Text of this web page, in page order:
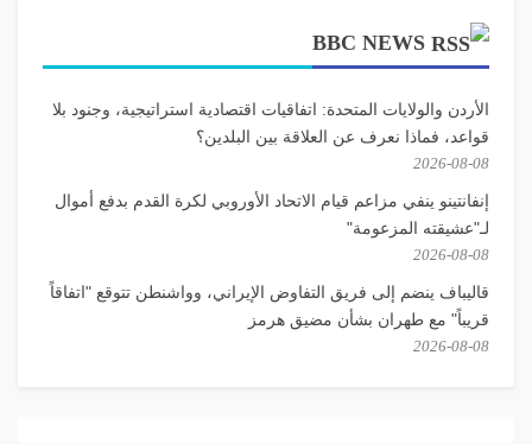
BBC NEWS
الأردن والولايات المتحدة: اتفاقيات اقتصادية استراتيجية، وجنود بلا
قواعد، فماذا نعرف عن العلاقة بين البلدين؟
2026-08-08
إنفانتينو ينفي مزاعم قيام الاتحاد الأوروبي لكرة القدم بدفع أموال
لـ"عشيقته المزعومة"
2026-08-08
قاليباف ينضم إلى فريق التفاوض الإيراني، وواشنطن تتوقع "اتفاقاً
قريباً" مع طهران بشأن مضيق هرمز
2026-08-08